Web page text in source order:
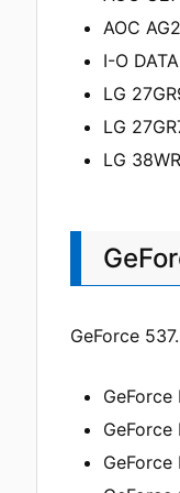
AOC
I-O
LG
LG
LG
GeForce
GeForce
GeForce
GeForce